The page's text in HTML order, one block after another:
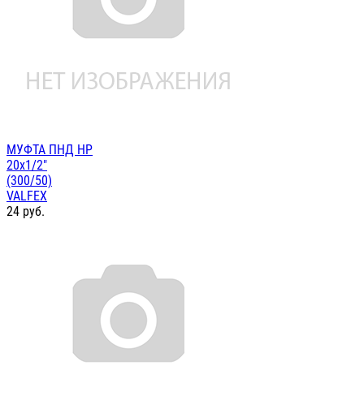
МУФТА ПНД НР
20х1/2"
(300/50)
VALFEX
24 руб.